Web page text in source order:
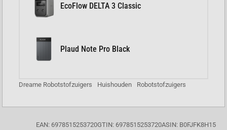
EcoFlow DELTA 3 Classic
Plaud Note Pro Black
Dreame Robotstofzuigers Huishouden Robotstofzuigers
EAN: 6978515253720GTIN: 6978515253720ASIN: B0FJFK8H15